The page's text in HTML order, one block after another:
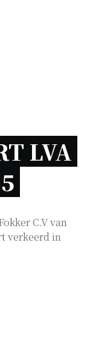
LVA
C.V van
verkeerd in